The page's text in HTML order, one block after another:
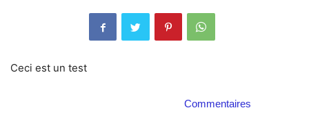
Ceci est un test
Commentaires